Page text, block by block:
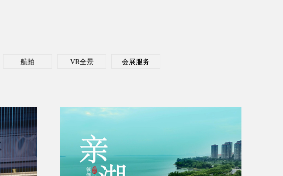
航拍 VR全景 会展服务